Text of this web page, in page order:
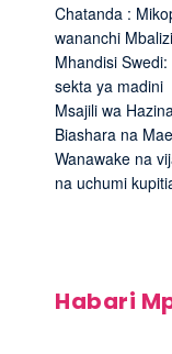
Chatanda :
wananchi Mbalizi
Mhandisi
sekta ya madini
Msajili wa
Biashara na
Wanawake na
na uchumi
Habari